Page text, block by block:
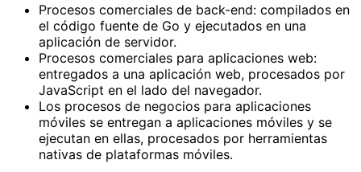
Procesos comerciales de back-end: compilados en
el código fuente de Go y ejecutados en una
aplicación de servidor.
Procesos comerciales para aplicaciones web:
entregados a una aplicación web, procesados ​​por
JavaScript en el lado del navegador.
Los procesos de negocios para aplicaciones
móviles se entregan a aplicaciones móviles y se
ejecutan en ellas, procesados ​​por herramientas
nativas de plataformas móviles.